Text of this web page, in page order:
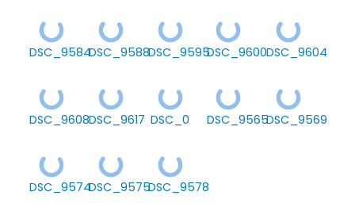
DSC_9584DSC_9588DSC_9595DSC_9600DSC_9604
DSC_9608DSC_9617 DSC_0 DSC_9565DSC_9569
DSC_9574DSC_9575DSC_9578